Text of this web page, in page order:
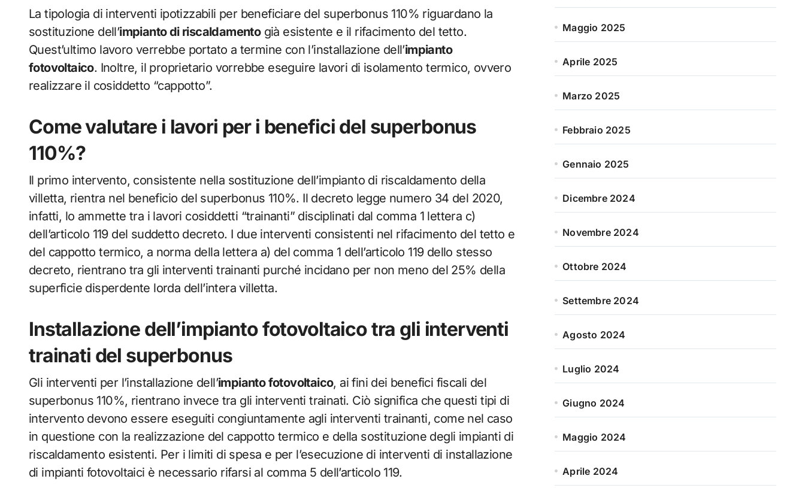
La tipologia di interventi ipotizzabili per beneficiare del superbonus 110% riguardano la
sostituzione dell’impianto di riscaldamentogià esistente e il rifacimento del tetto.
Quest’ultimo lavoro verrebbe portato a termine con l’installazione dell’impianto
fotovoltaico. Inoltre, il proprietario vorrebbe eseguire lavori di isolamento termico, ovvero
realizzare il cosiddetto “cappotto”.
Come valutare i lavori per i benefici del superbonus
110%?
Il primo intervento, consistente nella sostituzione dell’impianto di riscaldamento della
villetta, rientra nel beneficio del superbonus 110%. Il decreto legge numero 34 del 2020,
infatti, lo ammette tra i lavori cosiddetti “trainanti” disciplinati dal comma 1 lettera c)
dell’articolo 119 del suddetto decreto. I due interventi consistenti nel rifacimento del tetto e
del cappotto termico, a norma della lettera a) del comma 1 dell’articolo 119 dello stesso
decreto, rientrano tra gli interventi trainanti purché incidano per non meno del 25% della
superficie disperdente lorda dell’intera villetta.
Installazione dell’impianto fotovoltaico tra gli interventi
trainati del superbonus
Gli interventi per l’installazione dell’impianto fotovoltaico, ai fini dei benefici fiscali del
superbonus 110%, rientrano invece tra gli interventi trainati. Ciò significa che questi tipi di
intervento devono essere eseguiti congiuntamente agli interventi trainanti, come nel caso
in questione con la realizzazione del cappotto termico e della sostituzione degli impianti di
riscaldamento esistenti. Per i limiti di spesa e per l’esecuzione di interventi di installazione
di impianti fotovoltaici è necessario rifarsi al comma 5 dell’articolo 119.
Maggio 2025
Aprile 2025
Marzo 2025
Febbraio 2025
Gennaio 2025
Dicembre 2024
Novembre 2024
Ottobre 2024
Settembre 2024
Agosto 2024
Luglio 2024
Giugno 2024
Maggio 2024
Aprile 2024